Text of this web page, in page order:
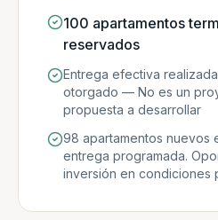
100 apartamentos
reservados
Entrega efectiva
otorgado — No es un
propuesta a desarrollar
98 apartamentos nuevos
entrega programada.
inversión en condiciones